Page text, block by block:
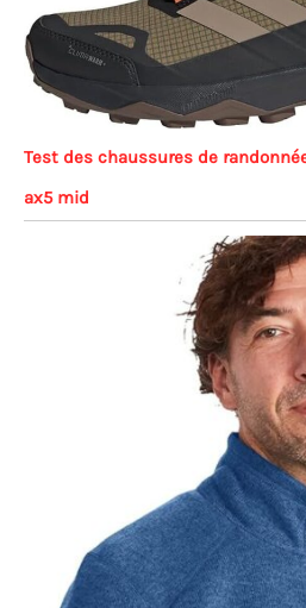
Test des chaussures de
ax5 mid